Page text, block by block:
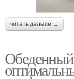
читать дальше →
Обеденный